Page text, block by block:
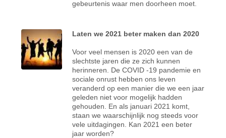
gebeurtenis waar men doorheen moet.
Laten we 2021 beter maken dan 2020
Voor veel mensen is 2020 een van de
slechtste jaren die ze zich kunnen
herinneren. De COVID -19 pandemie en
sociale onrust hebben ons leven
veranderd op een manier die we een jaar
geleden niet voor mogelijk hadden
gehouden. En als januari 2021 komt,
staan we waarschijnlijk nog steeds voor
vele uitdagingen. Kan 2021 een beter
jaar worden?